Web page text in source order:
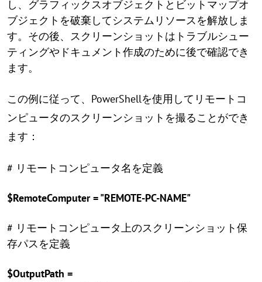
し、グラフィックスオブジェクトとビットマップオ
ブジェクトを破棄してシステムリソースを解放しま
す。その後、スクリーンショットはトラブルシュー
ティングやドキュメント作成のために後で確認でき
ます。
この例に従って、PowerShellを使用してリモートコ
ンピュータのスクリーンショットを撮ることができ
ます：
# リモートコンピュータ名を定義
$RemoteComputer = "REMOTE-PC-NAME"
# リモートコンピュータ上のスクリーンショット保
存パスを定義
$OutputPath =